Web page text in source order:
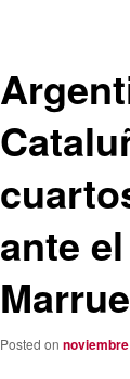
ante
Posted on